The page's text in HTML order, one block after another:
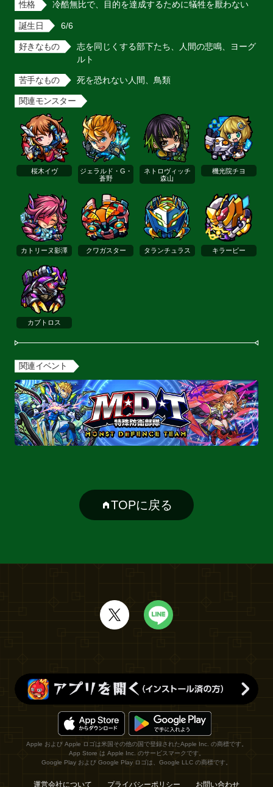
性格 冷酷無比で、目的を達成するために犠牲を厭わない
誕生日 6/6
好きなもの
志を同じくする部下たち、人間の悲鳴、ヨーグ
ルト
苦手なもの 死を恐れない人間、鳥類
関連モンスター
桜木イヴ
ジェラルド・G・
蒼野
ネトロヴィッチ
森山
機光院チヨ
カトリーヌ影澤 クワガスター タランチュラス キラービー
カブトロス
関連イベント
TOPに戻る
Apple および Apple ロゴは米国その他の国で登録されたApple Inc. の商標です。
App Store は Apple Inc. のサービスマークです。
Google Play および Google Play ロゴは、Google LLC の商標です。
運営会社について プライバシーポリシー お問い合わせ